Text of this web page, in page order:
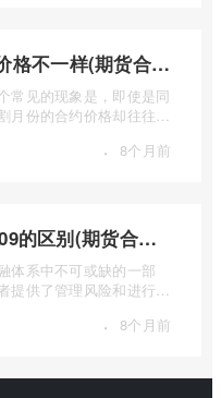
期货每个合约价格不一样(期货合约之间的价格差)
常见的现象是，即使是同
月份的合约价格却往往不
· 8个月前
期货2205和2209的区别(期货合约2205什么意思)
体系中不可或缺的一部
提供了管理风险和进行价
· 8个月前